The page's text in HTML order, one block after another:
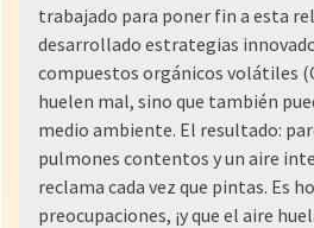
trabajado para poner fin a esta
desarrollado estrategias
compuestos orgánicos volátiles
huelen mal, sino que también
medio ambiente. El resultado:
pulmones contentos y un aire
reclama cada vez que pintas. Es
preocupaciones, ¡y que el aire